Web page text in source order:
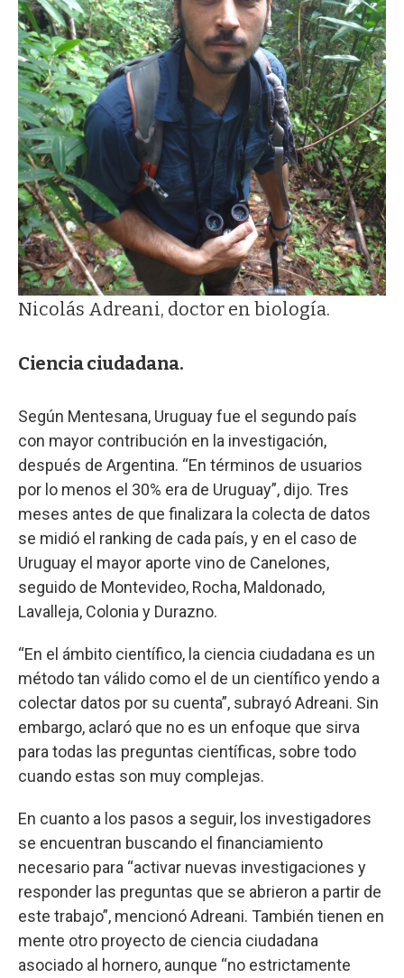
Nicolás Adreani, doctor en biología.
Ciencia ciudadana.
Según Mentesana, Uruguay fue el segundo país
con mayor contribución en la investigación,
después de Argentina. “En términos de usuarios
por lo menos el 30% era de Uruguay”, dijo. Tres
meses antes de que finalizara la colecta de datos
se midió el ranking de cada país, y en el caso de
Uruguay el mayor aporte vino de Canelones,
seguido de Montevideo, Rocha, Maldonado,
Lavalleja, Colonia y Durazno.
“En el ámbito científico, la ciencia ciudadana es un
método tan válido como el de un científico yendo a
colectar datos por su cuenta”, subrayó Adreani. Sin
embargo, aclaró que no es un enfoque que sirva
para todas las preguntas científicas, sobre todo
cuando estas son muy complejas.
En cuanto a los pasos a seguir, los investigadores
se encuentran buscando el financiamiento
necesario para “activar nuevas investigaciones y
responder las preguntas que se abrieron a partir de
este trabajo”, mencionó Adreani. También tienen en
mente otro proyecto de ciencia ciudadana
asociado al hornero, aunque “no estrictamente